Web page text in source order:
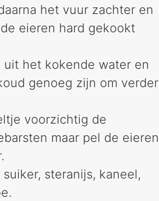
het vuur zachter en
eieren hard gekookt
uit het kokende water en
genoeg zijn om verder
voorzichtig de
maar pel de eieren
steranijs, kaneel,